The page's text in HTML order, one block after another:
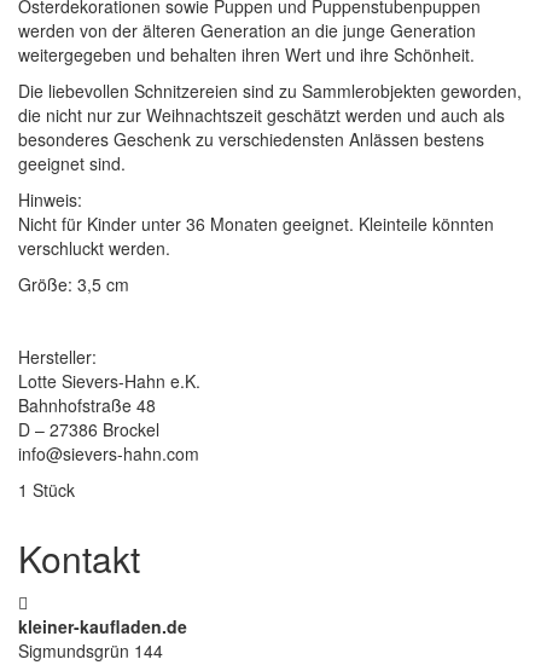
Osterdekorationen sowie Puppen und Puppenstubenpuppen
werden von der älteren Generation an die junge Generation
weitergegeben und behalten ihren Wert und ihre Schönheit.
Die liebevollen Schnitzereien sind zu Sammlerobjekten geworden,
die nicht nur zur Weihnachtszeit geschätzt werden und auch als
besonderes Geschenk zu verschiedensten Anlässen bestens
geeignet sind.
Hinweis:
Nicht für Kinder unter 36 Monaten geeignet. Kleinteile könnten
verschluckt werden.
Größe: 3,5 cm
Hersteller:
Lotte Sievers-Hahn e.K.
Bahnhofstraße 48
D – 27386 Brockel
info@sievers-hahn.com
1 Stück
Kontakt
kleiner-kaufladen.de
Sigmundsgrün 144